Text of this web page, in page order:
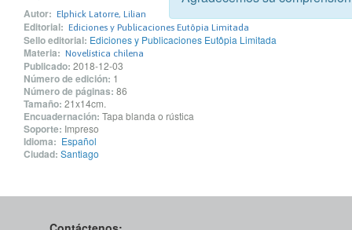
Autor: Elphick Latorre, Lilian
Editorial: Ediciones y Publicaciones Eutôpia Limitada
Sello editorial: Ediciones y Publicaciones Eutôpia Limitada
Materia: Novelística chilena
Publicado: 2018-12-03
Número de edición: 1
Número de páginas: 86
Tamaño: 21x14cm.
Encuadernación: Tapa blanda o rústica
Soporte: Impreso
Idioma: Español
Ciudad: Santiago